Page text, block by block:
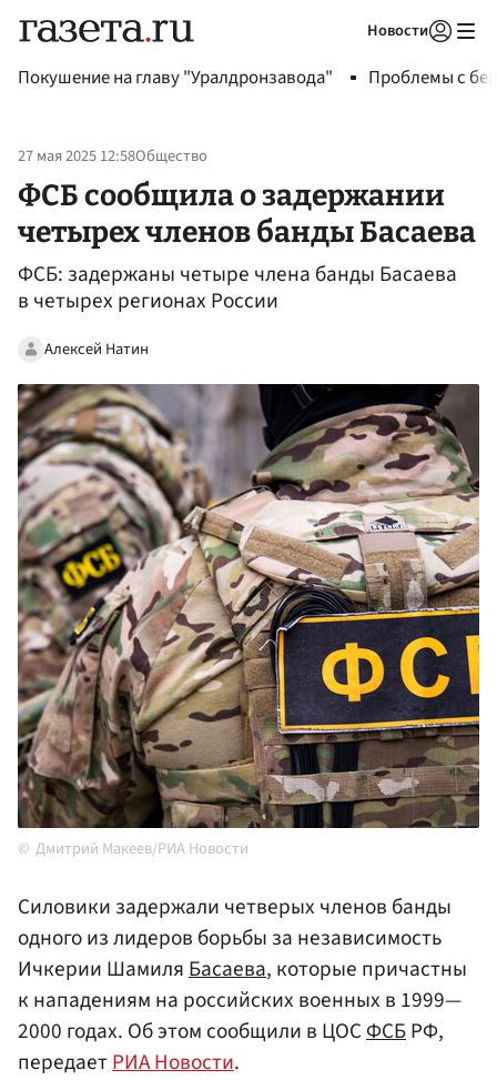
Новости
Покушение на главу "Уралдронзавода" Проблемы с
27 мая 2025 12:58Общество
ФСБ сообщила о задержании
четырех членов банды Басаева
ФСБ: задержаны четыре члена банды Басаева
в четырех регионах России
Алексей Натин
Дмитрий Макеев/РИА Новости
Силовики задержали четверых членов банды
одного из лидеров борьбы за независимость
Ичкерии ШамиляБасаева, которые причастны
к нападениям на российских военных в 1999—
2000 годах. Об этом сообщили в ЦОСФСБРФ,
передаетРИА Новости.